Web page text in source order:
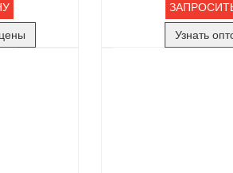
Узнать